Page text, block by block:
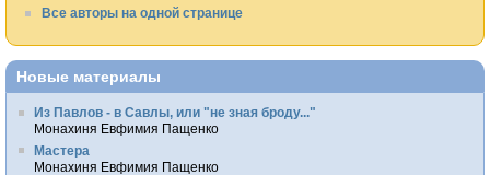
Все авторы на одной странице
Новые материалы
Из Павлов - в Савлы, или "не зная броду..."
Монахиня Евфимия Пащенко
Мастера
Монахиня Евфимия Пащенко